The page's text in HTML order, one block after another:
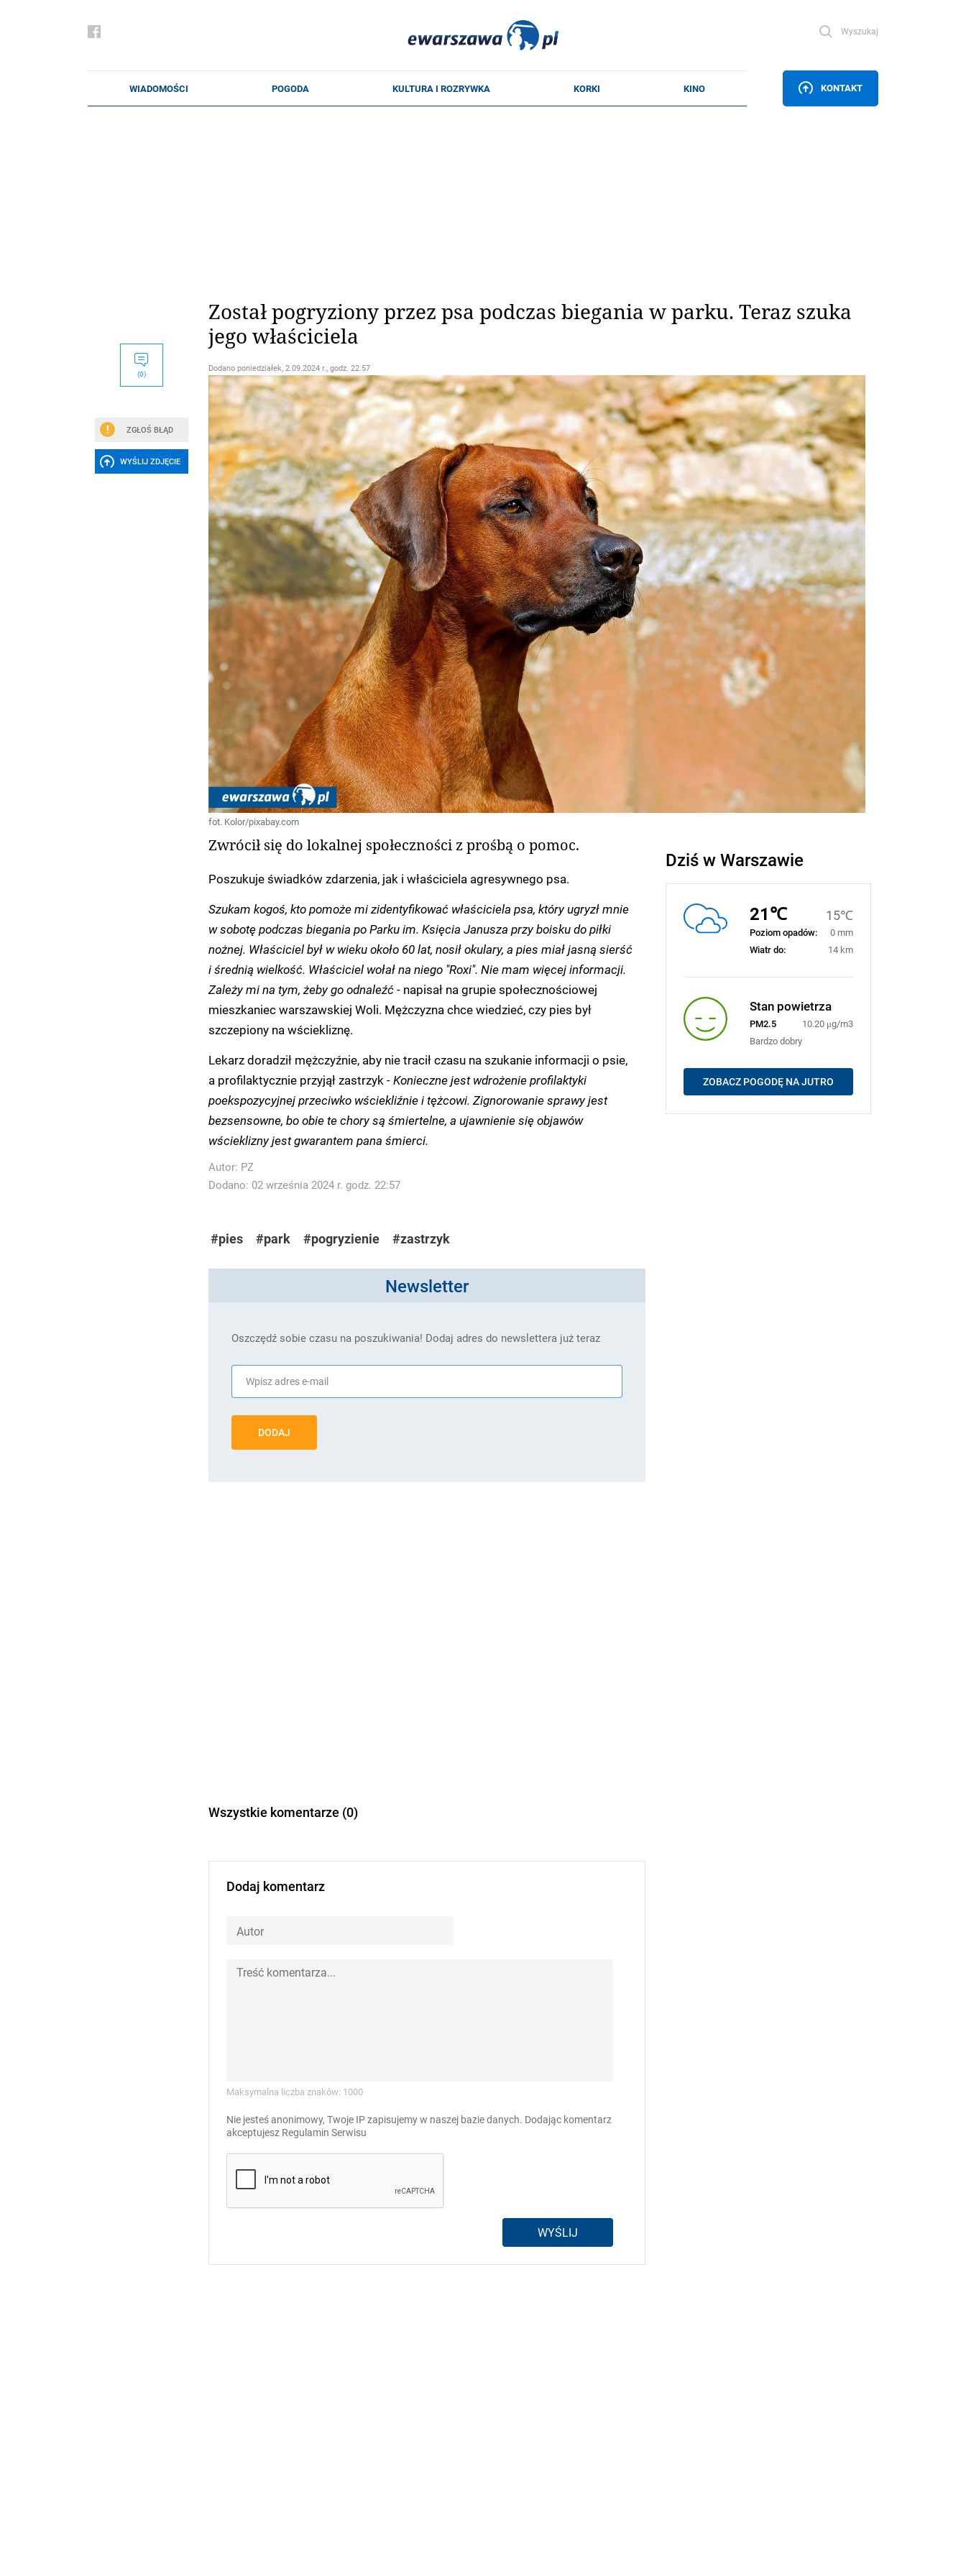
Wyszukaj
KONTAKT
(0)
ZGŁOŚ BŁĄD
WYŚLIJ ZDJĘCIE
Został pogryziony przez psa podczas biegania w parku. Teraz szuka
jego właściciela
Dodano poniedziałek, 2.09.2024 r., godz. 22.57
fot. Kolor/pixabay.com
Zwrócił się do lokalnej społeczności z prośbą o pomoc.
Poszukuje świadków zdarzenia, jak i właściciela agresywnego psa.
Szukam kogoś, kto pomoże mi zidentyfikować właściciela psa, który ugryzł mnie
w sobotę podczas biegania po Parku im. Księcia Janusza przy boisku do piłki
nożnej. Właściciel był w wieku około 60 lat, nosił okulary, a pies miał jasną sierść
i średnią wielkość. Właściciel wołał na niego "Roxi". Nie mam więcej informacji.
Zależy mi na tym, żeby go odnaleźć - napisał na grupie społecznościowej
mieszkaniec warszawskiej Woli. Mężczyzna chce wiedzieć, czy pies był
szczepiony na wściekliznę.
Lekarz doradził mężczyźnie, aby nie tracił czasu na szukanie informacji o psie,
a profilaktycznie przyjął zastrzyk -Konieczne jest wdrożenie profilaktyki
poekspozycyjnej przeciwko wściekliźnie i tężcowi. Zignorowanie sprawy jest
bezsensowne, bo obie te chory są śmiertelne, a ujawnienie się objawów
wścieklizny jest gwarantem pana śmierci.
Autor: PZ
Dodano: 02 września 2024 r. godz. 22:57
#pies #park #pogryzienie #zastrzyk
Newsletter
Oszczędź sobie czasu na poszukiwania! Dodaj adres do newslettera już teraz
DODAJ
Wszystkie komentarze (0)
Dodaj komentarz
Maksymalna liczba znaków: 1000
Nie jesteś anonimowy, Twoje IP zapisujemy w naszej bazie danych. Dodając komentarz
akceptujesz Regulamin Serwisu
WYŚLIJ
Dziś w Warszawie
21℃ 15℃
Poziom opadów:
0 mm
Wiatr do:
14 km
Stan powietrza
PM2.5
10.20 μg/m3
Bardzo dobry
ZOBACZ POGODĘ NA JUTRO